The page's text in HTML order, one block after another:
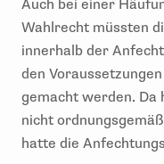
Auch bei einer
Wahlrecht müssten
innerhalb der
den
gemacht werden. Da
nicht
hatte die